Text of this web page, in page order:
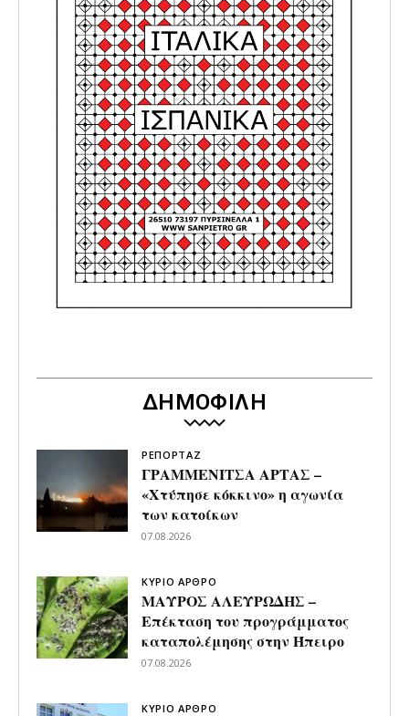
ΔΗΜΟΦΙΛΗ
ΡΕΠΟΡΤΑΖ
ΓΡΑΜΜΕΝΙΤΣΑ ΑΡΤΑΣ –
«Χτύπησε κόκκινο» η αγωνία
των κατοίκων
07.08.2026
ΚΥΡΙΟ ΑΡΘΡΟ
ΜΑΥΡΟΣ ΑΛΕΥΡΩΔΗΣ –
Επέκταση του προγράμματος
καταπολέμησης στην Ήπειρο
07.08.2026
ΚΥΡΙΟ ΑΡΘΡΟ